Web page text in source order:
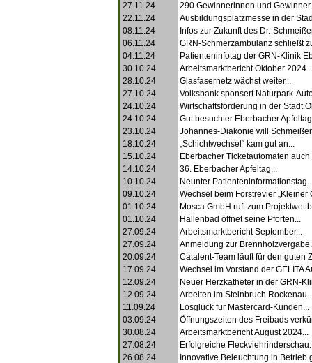
27.11.24
290 Gewinnerinnen und
22.11.24
Ausbildungsplatzmesse in der
08.11.24
Infos zur Zukunft des Dr.-
06.11.24
GRN-Schmerzambulanz schließt
04.11.24
Patienteninfotag der GRN-Klinik
30.10.24
Arbeitsmarktbericht Oktober 2024...
28.10.24
Glasfasernetz wächst weiter...
27.10.24
Volksbank sponsert Naturpark-
24.10.24
Wirtschaftsförderung in der Stadt
24.10.24
Gut besuchter Eberbacher
23.10.24
Johannes-Diakonie will
18.10.24
„Schichtwechsel“ kam gut an...
15.10.24
Eberbacher Ticketautomaten
14.10.24
36. Eberbacher Apfeltag...
10.10.24
Neunter
09.10.24
Wechsel beim Forstrevier „Kleiner
01.10.24
Mosca GmbH ruft zum
01.10.24
Hallenbad öffnet seine Pforten...
27.09.24
Arbeitsmarktbericht September...
27.09.24
Anmeldung zur
20.09.24
Catalent-Team läuft für den guten
17.09.24
Wechsel im Vorstand der GELITA
12.09.24
Neuer Herzkatheter in der GRN-
12.09.24
Arbeiten im Steinbruch
11.09.24
Losglück für Mastercard-Kunden...
03.09.24
Öffnungszeiten des Freibads
30.08.24
Arbeitsmarktbericht August 2024...
27.08.24
Erfolgreiche
26.08.24
Innovative Beleuchtung in Betrieb